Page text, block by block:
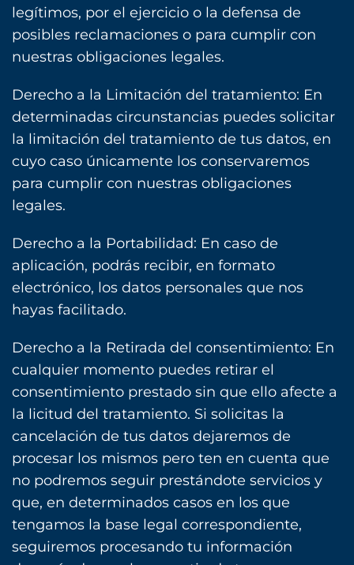
legítimos, por el ejercicio o la defensa de
posibles reclamaciones o para cumplir con
nuestras obligaciones legales.
Derecho a la Limitación del tratamiento: En
determinadas circunstancias puedes solicitar
la limitación del tratamiento de tus datos, en
cuyo caso únicamente los conservaremos
para cumplir con nuestras obligaciones
legales.
Derecho a la Portabilidad: En caso de
aplicación, podrás recibir, en formato
electrónico, los datos personales que nos
hayas facilitado.
Derecho a la Retirada del consentimiento: En
cualquier momento puedes retirar el
consentimiento prestado sin que ello afecte a
la licitud del tratamiento. Si solicitas la
cancelación de tus datos dejaremos de
procesar los mismos pero ten en cuenta que
no podremos seguir prestándote servicios y
que, en determinados casos en los que
tengamos la base legal correspondiente,
seguiremos procesando tu información